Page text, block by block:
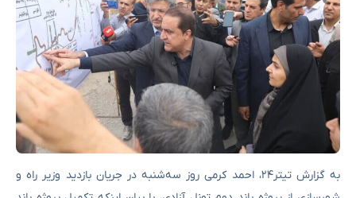
به گزارش تیتر۲۴، احمد کرمی روز سه‌شنبه در جریان بازدید وزیر راه و